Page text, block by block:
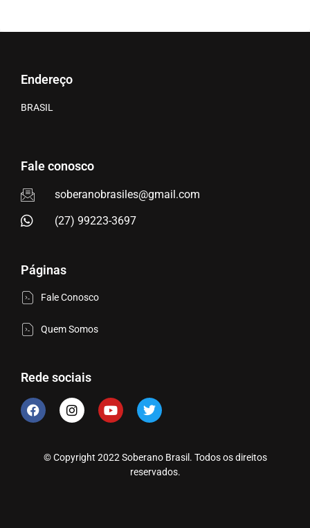
Endereço
BRASIL
Fale conosco
soberanobrasiles@gmail.com
(27) 99223-3697
Páginas
Fale Conosco
Quem Somos
Rede sociais
© Copyright 2022 Soberano Brasil. Todos os direitos
reservados.